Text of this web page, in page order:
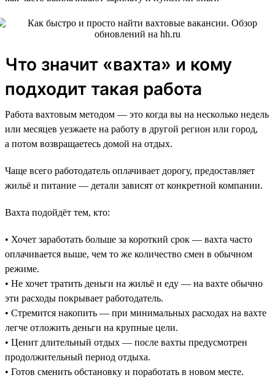
Что значит «вахта» и кому
подходит такая работа
Работа вахтовым методом — это когда вы на несколько недель
или месяцев уезжаете на работу в другой регион или город,
а потом возвращаетесь домой на отдых.
Чаще всего работодатель оплачивает дорогу, предоставляет
жильё и питание — детали зависят от конкретной компании.
Вахта подойдёт тем, кто:
• Хочет заработать больше за короткий срок — вахта часто
оплачивается выше, чем то же количество смен в обычном
режиме.
• Не хочет тратить деньги на жильё и еду — на вахте обычно
эти расходы покрывает работодатель.
• Стремится накопить — при минимальных расходах на вахте
легче отложить деньги на крупные цели.
• Ценит длительный отдых — после вахты предусмотрен
продолжительный период отдыха.
• Готов сменить обстановку и поработать в новом месте.